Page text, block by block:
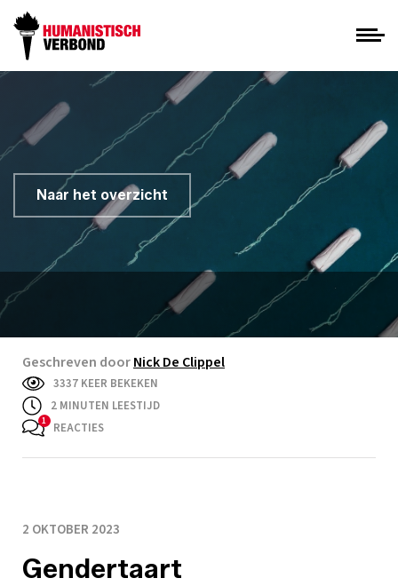
Naar het overzicht
Geschreven doorNick De Clippel
3337 KEER BEKEKEN
2 MINUTEN LEESTIJD
REACTIES
2 OKTOBER 2023
Gendertaart